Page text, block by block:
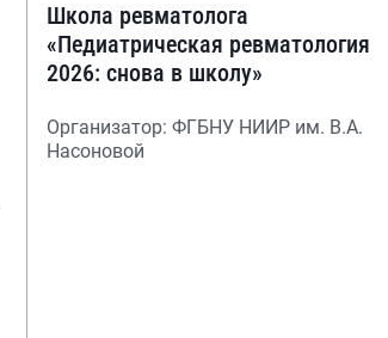
Школа ревматолога
«Педиатрическая ревматология
2026: снова в школу»
Организатор: ФГБНУ НИИР им. В.А.
Насоновой